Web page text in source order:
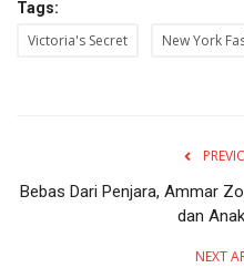
Tags:
Victoria's Secret New York
Bebas Dari Penjara, Ammar
dan
NEXT